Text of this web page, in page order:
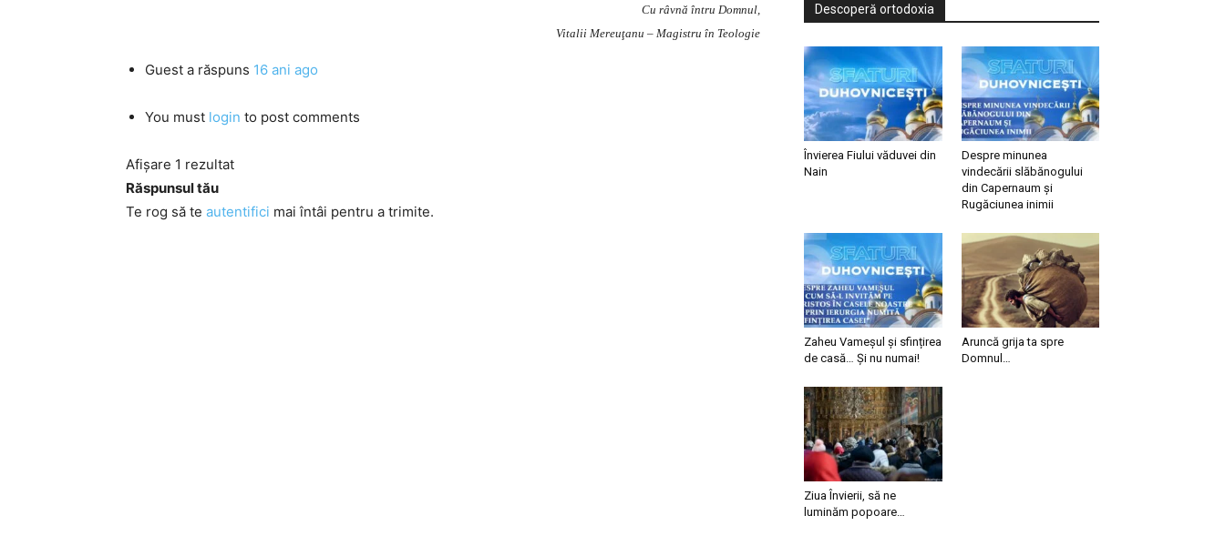
Cu râvnă întru Domnul,
Vitalii Mereuţanu – Magistru în Teologie
Guest a răspuns 16 ani ago
You must login to post comments
Afișare 1 rezultat
Răspunsul tău
Te rog să te autentifici mai întâi pentru a trimite.
Descoperă ortodoxia
Învierea Fiului văduvei din
Nain
Despre minunea
vindecării slăbănogului
din Capernaum și
Rugăciunea inimii
Zaheu Vameșul și sfințirea
de casă… Și nu numai!
Aruncă grija ta spre
Domnul…
Ziua Învierii, să ne
luminăm popoare…